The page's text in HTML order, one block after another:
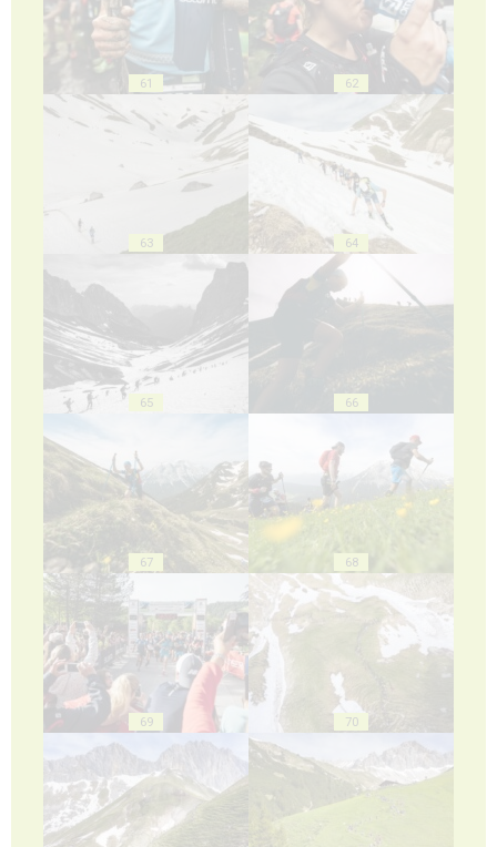
61 62
63 64
65 66
67 68
69 70